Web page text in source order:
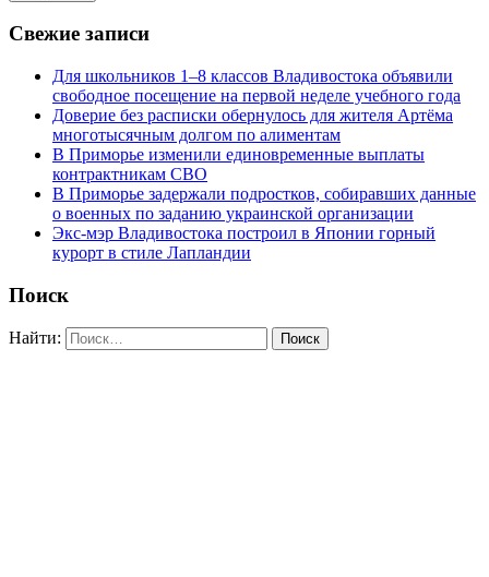
Свежие записи
Для школьников 1–8 классов Владивостока объявили
свободное посещение на первой неделе учебного года
Доверие без расписки обернулось для жителя Артёма
многотысячным долгом по алиментам
В Приморье изменили единовременные выплаты
контрактникам СВО
В Приморье задержали подростков, собиравших данные
о военных по заданию украинской организации
Экс-мэр Владивостока построил в Японии горный
курорт в стиле Лапландии
Поиск
Найти: